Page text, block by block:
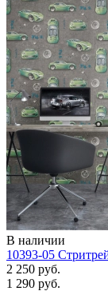
В наличии
10393-05
2 250 руб.
1 290 руб.